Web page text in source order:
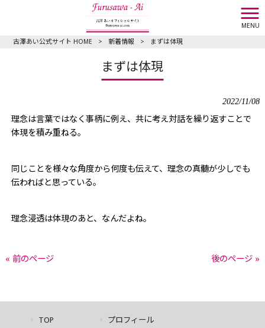
MENU
古澤あい公式サイト HOME > 新着情報 > まずは体現
まずは体現
2022/11/08
理念は言葉ではなく事柄に例え、共に考え対話を繰り返すことで
体現を積み重ねる。
同じことを様々な角度から何度も伝えて、理念の真髄が少しでも
伝わればと思っている。
理念浸透は体現のあと、なんだよね。
« 前のページ 後のページ »
TOP プロフィール